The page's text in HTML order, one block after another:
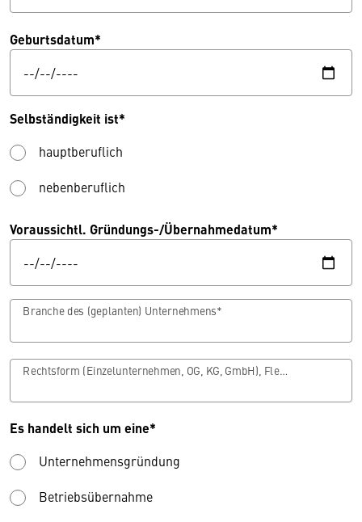
Geburtsdatum*
Selbständigkeit ist*
hauptberuflich
nebenberuflich
Voraussichtl. Gründungs-/Übernahmedatum*
Branche des (geplanten) Unternehmens*
Rechtsform (Einzelunternehmen, OG, KG, GmbH), FlexKap*
Es handelt sich um eine*
Unternehmensgründung
Betriebsübernahme